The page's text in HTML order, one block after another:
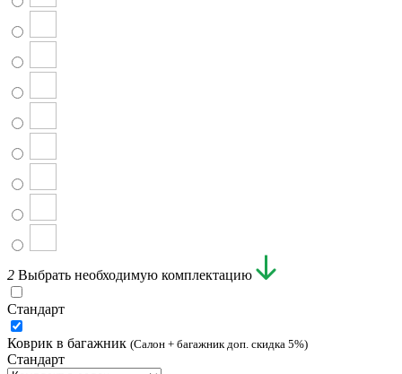
2 Выбрать необходимую комплектацию
Стандарт
Коврик в багажник (Салон + багажник доп. скидка 5%)
Стандарт